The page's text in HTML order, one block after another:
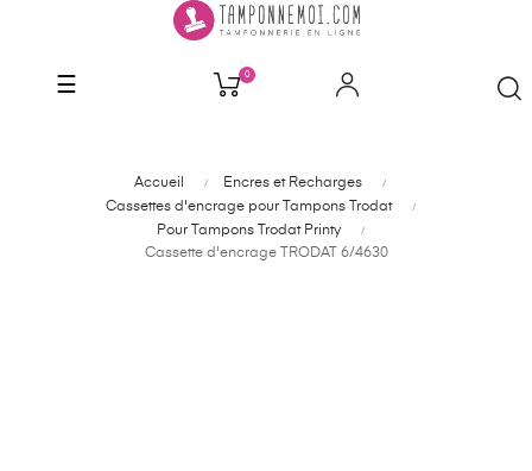
Basculer
☰ 0
Accueil
Encres et Recharges
Cassettes d'encrage pour Tampons Trodat
Pour Tampons Trodat Printy
Cassette d'encrage TRODAT 6/4630